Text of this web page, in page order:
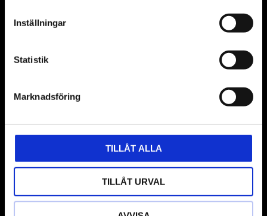
Inställningar
Statistik
Marknadsföring
TILLÅT ALLA
TILLÅT URVAL
& däckmaskiner och Master luftmaskiner. Kontakta oss
kunden.